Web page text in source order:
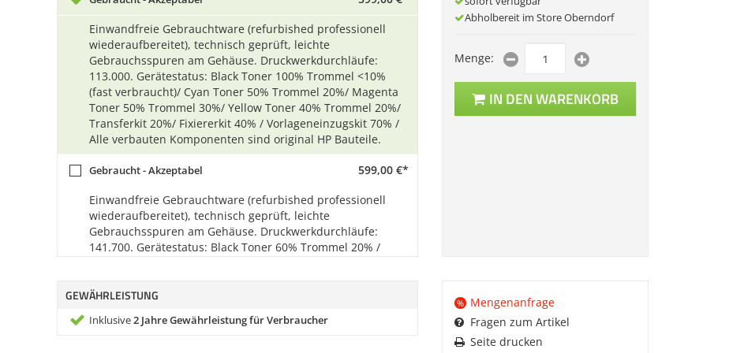
Einwandfreie Gebrauchtware (refurbished professionell
wiederaufbereitet), technisch geprüft, leichte
Gebrauchsspuren am Gehäuse. Druckwerkdurchläufe:
113.000. Gerätestatus: Black Toner 100% Trommel <10%
(fast verbraucht)/ Cyan Toner 50% Trommel 20%/ Magenta
Toner 50% Trommel 30%/ Yellow Toner 40% Trommel 20%/
Transferkit 20%/ Fixiererkit 40% / Vorlageneinzugskit 70% /
Alle verbauten Komponenten sind original HP Bauteile.
Gebraucht - Akzeptabel 599,00 €*
Einwandfreie Gebrauchtware (refurbished professionell
wiederaufbereitet), technisch geprüft, leichte
Gebrauchsspuren am Gehäuse. Druckwerkdurchläufe:
141.700. Gerätestatus: Black Toner 60% Trommel 20% /
Transferkit <10% (fast verbraucht)/ Fixiererkit 100% /
original HP Bauteile.
GEWÄHRLEISTUNG
Inklusive2 Jahre Gewährleistung für Verbraucher
Abholbereit im Store Oberndorf
Menge:
IN DEN WARENKORB
%
Mengenanfrage
Fragen zum Artikel
Seite drucken